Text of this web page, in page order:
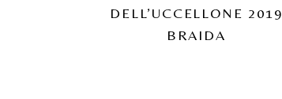
DELL’UCCELLONE 2019
BRAIDA